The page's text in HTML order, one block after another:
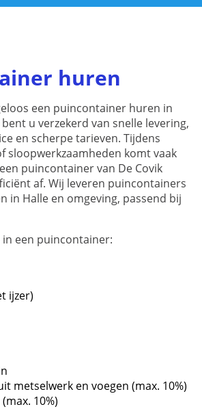
huren
een puincontainer huren in
bent u verzekerd van snelle levering,
en scherpe tarieven. Tijdens
sloopwerkzaamheden komt vaak
puincontainer van De Covik
af. Wij leveren puincontainers
in Halle en omgeving, passend bij
een puincontainer:
ijzer)
metselwerk en voegen (max. 10%)
10%)